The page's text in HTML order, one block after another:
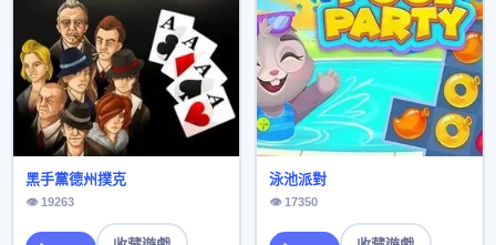
黑手黨德州撲克
👁 19263
泳池派對
👁 17350